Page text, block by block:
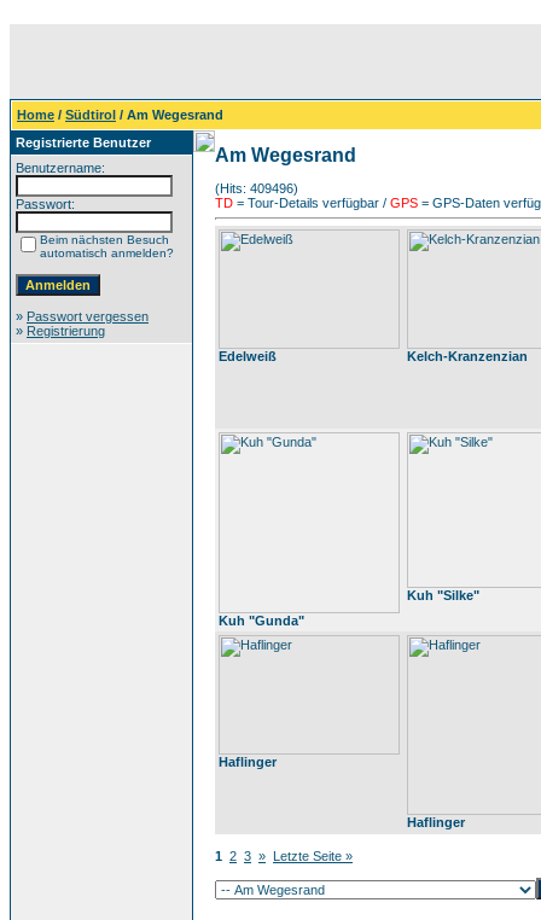
Home / Südtirol / Am Wegesrand
Registrierte Benutzer
Benutzername:
Passwort:
Beim nächsten Besuch
automatisch anmelden?
» Passwort vergessen
» Registrierung
Am Wegesrand
(Hits: 409496)
TD = Tour-Details verfügbar / GPS = GPS-Daten
Edelweiß Kelch-Kranzenzian
Kuh "Gunda"
Kuh "Silke"
Haflinger
Haflinger
1 2 3 » Letzte Seite »